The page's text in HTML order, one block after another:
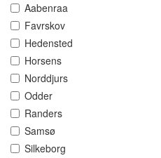
Aabenraa
Favrskov
Hedensted
Horsens
Norddjurs
Odder
Randers
Samsø
Silkeborg